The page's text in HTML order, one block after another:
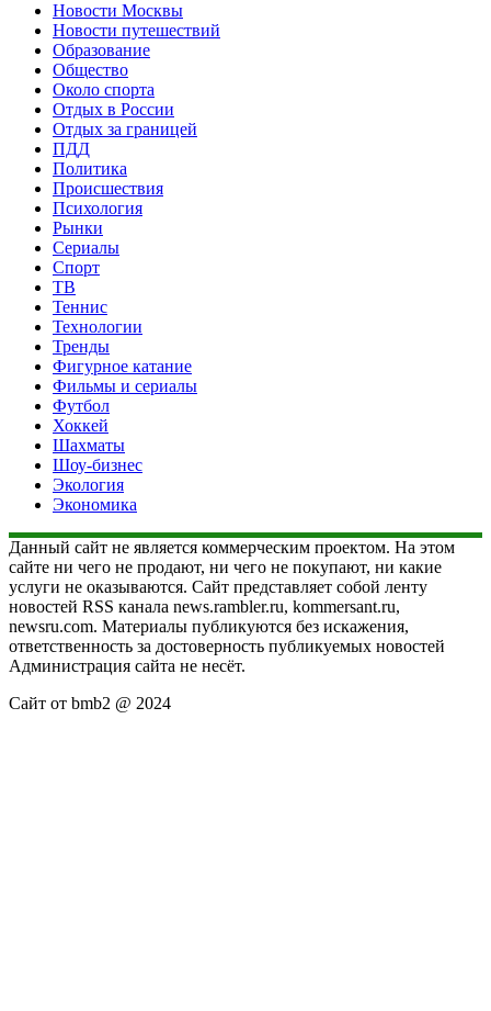
Новости Москвы
Новости путешествий
Образование
Общество
Около спорта
Отдых в России
Отдых за границей
ПДД
Политика
Происшествия
Психология
Рынки
Сериалы
Спорт
ТВ
Теннис
Технологии
Тренды
Фигурное катание
Фильмы и сериалы
Футбол
Хоккей
Шахматы
Шоу-бизнес
Экология
Экономика
Данный сайт не является коммерческим проектом. На этом
сайте ни чего не продают, ни чего не покупают, ни какие
услуги не оказываются. Сайт представляет собой ленту
новостей RSS канала news.rambler.ru, kommersant.ru,
newsru.com. Материалы публикуются без искажения,
ответственность за достоверность публикуемых новостей
Администрация сайта не несёт.
Сайт от bmb2 @ 2024